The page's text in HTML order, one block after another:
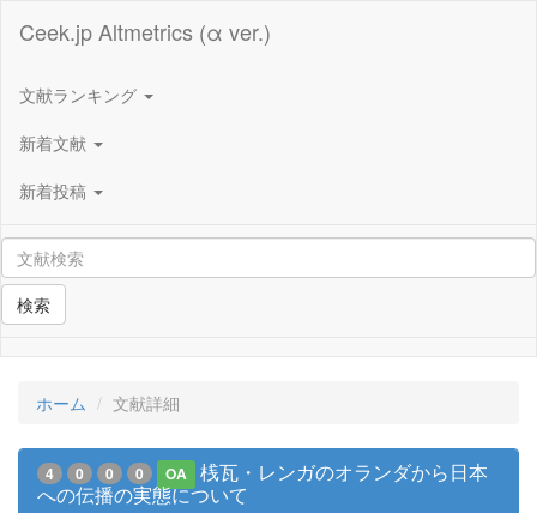
Ceek.jp Altmetrics (α ver.)
文献ランキング
新着文献
新着投稿
検索
ホーム 文献詳細
4 0 0 0 OA
桟瓦・レンガのオランダから日本
への伝播の実態について